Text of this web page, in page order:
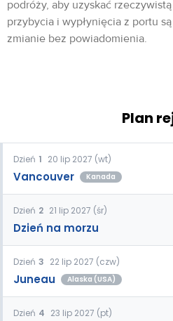
podróży, aby uzyskać
przybycia i wypłynięcia z portu
zmianie bez powiadomienia.
Plan
Dzień 1 20 lip 2027 (wt)
Vancouver Kanada
Dzień 2 21 lip 2027 (śr)
Dzień na morzu
Dzień 3 22 lip 2027 (czw)
Juneau Alaska (USA)
Dzień 4 23 lip 2027 (pt)